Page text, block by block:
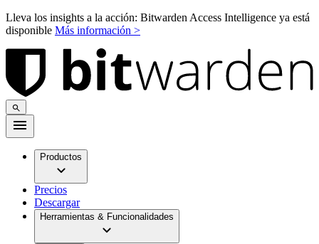
Lleva los insights a la acción: Bitwarden Access Intelligence ya está
disponible Más información >
Productos
Precios
Descargar
Herramientas & Funcionalidades